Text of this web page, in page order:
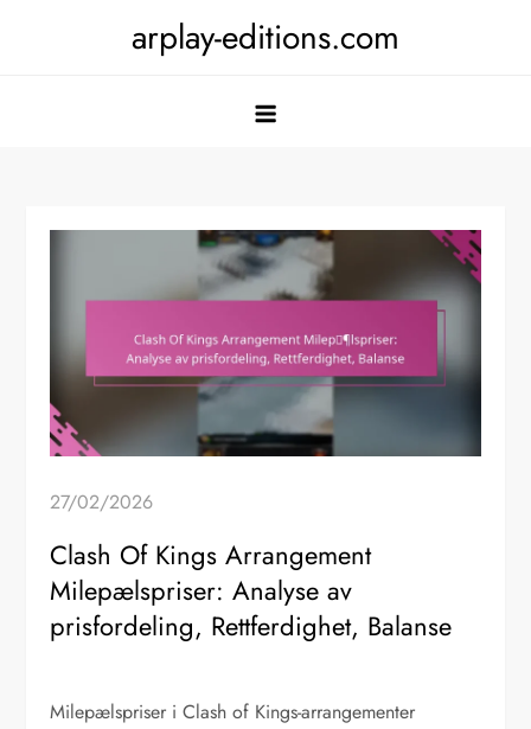
arplay-editions.com
27/02/2026
Clash Of Kings Arrangement
Milepælspriser: Analyse av
prisfordeling, Rettferdighet, Balanse
Milepælspriser i Clash of Kings-arrangementer